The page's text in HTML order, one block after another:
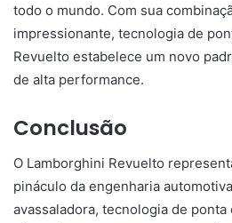
todo o mundo. Com sua
impressionante, tecnologia de
Revuelto estabelece um novo
de alta performance.
Conclusão
O Lamborghini Revuelto
pináculo da engenharia
avassaladora, tecnologia de